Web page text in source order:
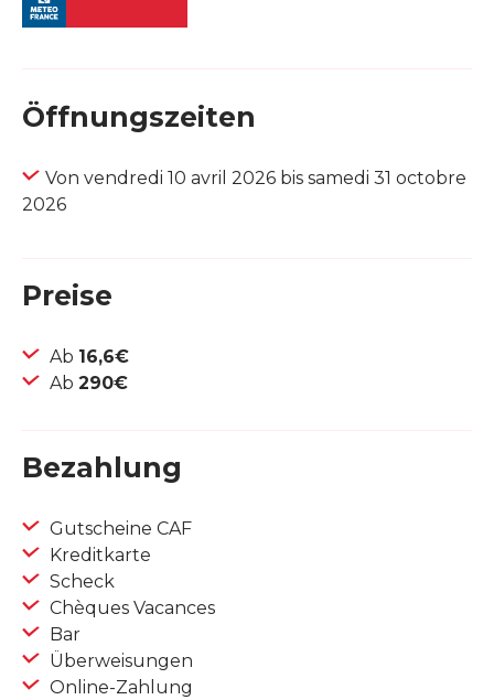
Öffnungszeiten
Von vendredi 10 avril 2026 bis samedi 31 octobre
2026
Preise
Ab 16,6€
Ab 290€
Bezahlung
Gutscheine CAF
Kreditkarte
Scheck
Chèques Vacances
Bar
Überweisungen
Online-Zahlung